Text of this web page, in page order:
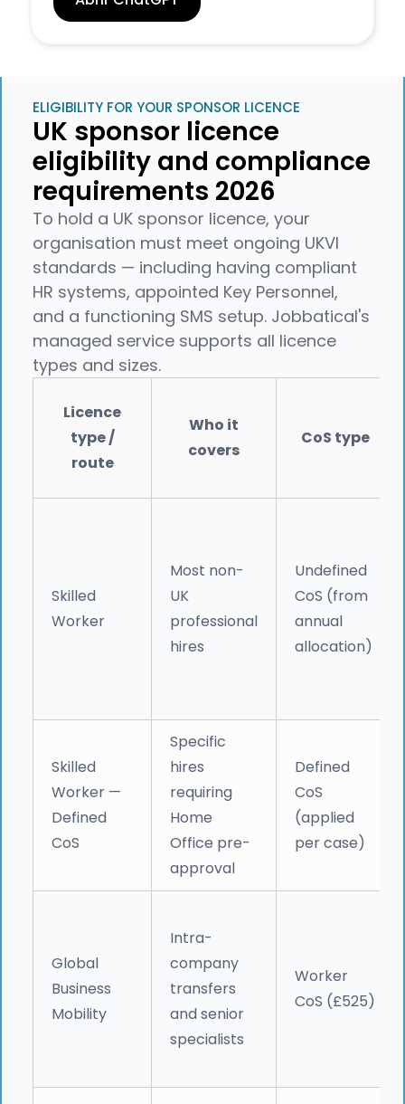
ELIGIBILITY FOR YOUR SPONSOR LICENCE
UK sponsor licence
eligibility and compliance
requirements 2026
To hold a UK sponsor licence, your
organisation must meet ongoing UKVI
standards — including having compliant
HR systems, appointed Key Personnel,
and a functioning SMS setup. Jobbatical's
managed service supports all licence
types and sizes.
Licence
type /
route
Who it
covers
CoS type
Skilled
Worker
Most non-
UK
professional
hires
Undefined
CoS (from
annual
allocation)
Skilled
Worker —
Defined
CoS
Specific
hires
requiring
Home
Office pre-
approval
Defined
CoS
(applied
per case)
Global
Business
Mobility
Intra-
company
transfers
and senior
specialists
Worker
CoS (£525)